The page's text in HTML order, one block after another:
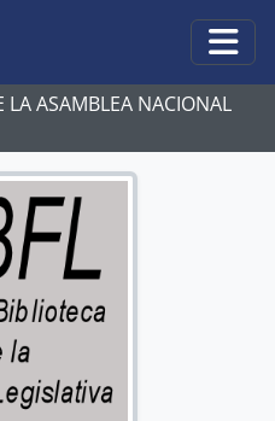
ASAMBLEA NACIONAL